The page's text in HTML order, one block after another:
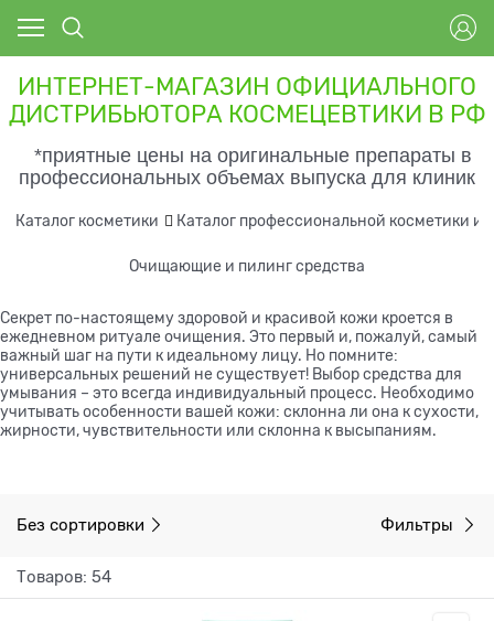
ИНТЕРНЕТ-МАГАЗИН ОФИЦИАЛЬНОГО
ДИСТРИБЬЮТОРА КОСМЕЦЕВТИКИ В РФ
*приятные цены на оригинальные препараты в
профессиональных объемах выпуска для клиник
Каталог косметики Каталог профессиональной косметики и
Очищающие и пилинг средства
Секрет по-настоящему здоровой и красивой кожи кроется в
ежедневном ритуале очищения. Это первый и, пожалуй, самый
важный шаг на пути к идеальному лицу. Но помните:
универсальных решений не существует! Выбор средства для
умывания – это всегда индивидуальный процесс. Необходимо
учитывать особенности вашей кожи: склонна ли она к сухости,
жирности, чувствительности или склонна к высыпаниям.
Без сортировки Фильтры
Товаров: 54